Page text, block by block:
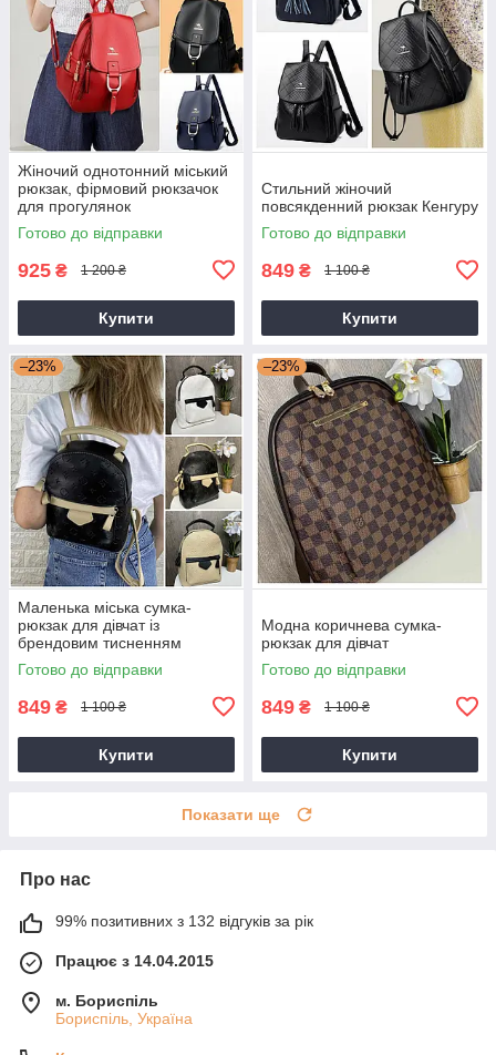
Жіночий однотонний міський
рюкзак, фірмовий рюкзачок
для прогулянок
Готово до відправки
925 ₴ 1 200 ₴
Купити
Стильний жіночий
повсякденний рюкзак Кенгуру
Готово до відправки
849 ₴ 1 100 ₴
Купити
–23%
Маленька міська сумка-
рюкзак для дівчат із
брендовим тисненням
Готово до відправки
849 ₴ 1 100 ₴
Купити
–23%
Модна коричнева сумка-
рюкзак для дівчат
Готово до відправки
849 ₴ 1 100 ₴
Купити
Показати ще
Про нас
99% позитивних з 132 відгуків за рік
Працює з 14.04.2015
м. Бориспіль
Бориспіль, Україна